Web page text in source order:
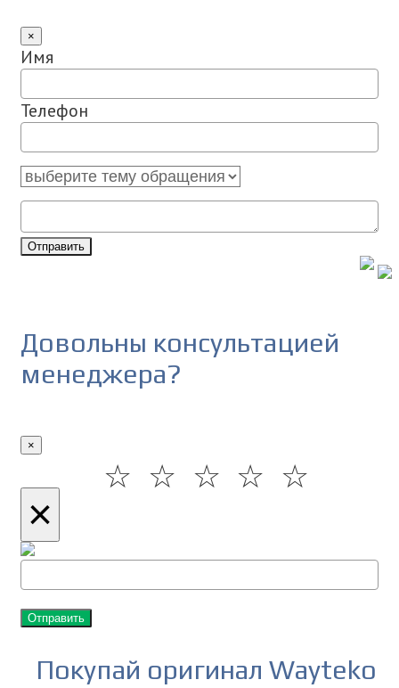
×
Имя
Телефон
Отправить
Довольны консультацией
менеджера?
×
☆
☆
☆
☆
☆
×
Отправить
Покупай оригинал Wayteko